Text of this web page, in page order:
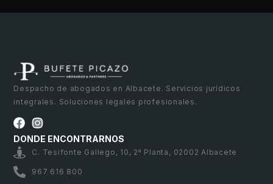
Despacho de abogados en Albacete. Servicios jurídicos
integrales. Soluciones legales profesionales.
DONDE ENCONTRARNOS
C. Tesifonte Gallego, 10, 2ª Planta, 02002 Albacete
967 616 800